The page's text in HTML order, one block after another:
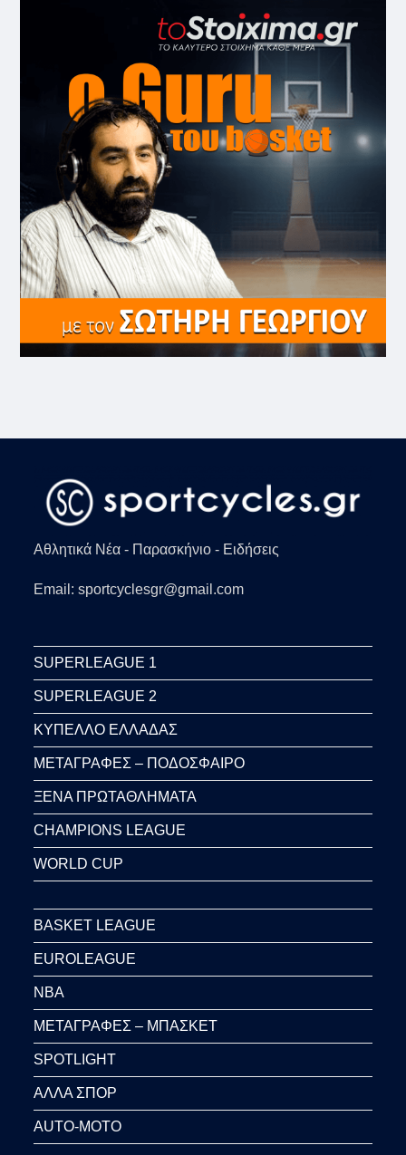
Αθλητικά Νέα - Παρασκήνιο - Ειδήσεις
Email: sportcyclesgr@gmail.com
SUPERLEAGUE 1
SUPERLEAGUE 2
ΚΥΠΕΛΛΟ ΕΛΛΑΔΑΣ
ΜΕΤΑΓΡΑΦΕΣ – ΠΟΔΟΣΦΑΙΡΟ
ΞΕΝΑ ΠΡΩΤΑΘΛΗΜΑΤΑ
CHAMPIONS LEAGUE
WORLD CUP
BASKET LEAGUE
EUROLEAGUE
NBA
ΜΕΤΑΓΡΑΦΕΣ – ΜΠΑΣΚΕΤ
SPOTLIGHT
ΑΛΛΑ ΣΠΟΡ
AUTO-MOTO